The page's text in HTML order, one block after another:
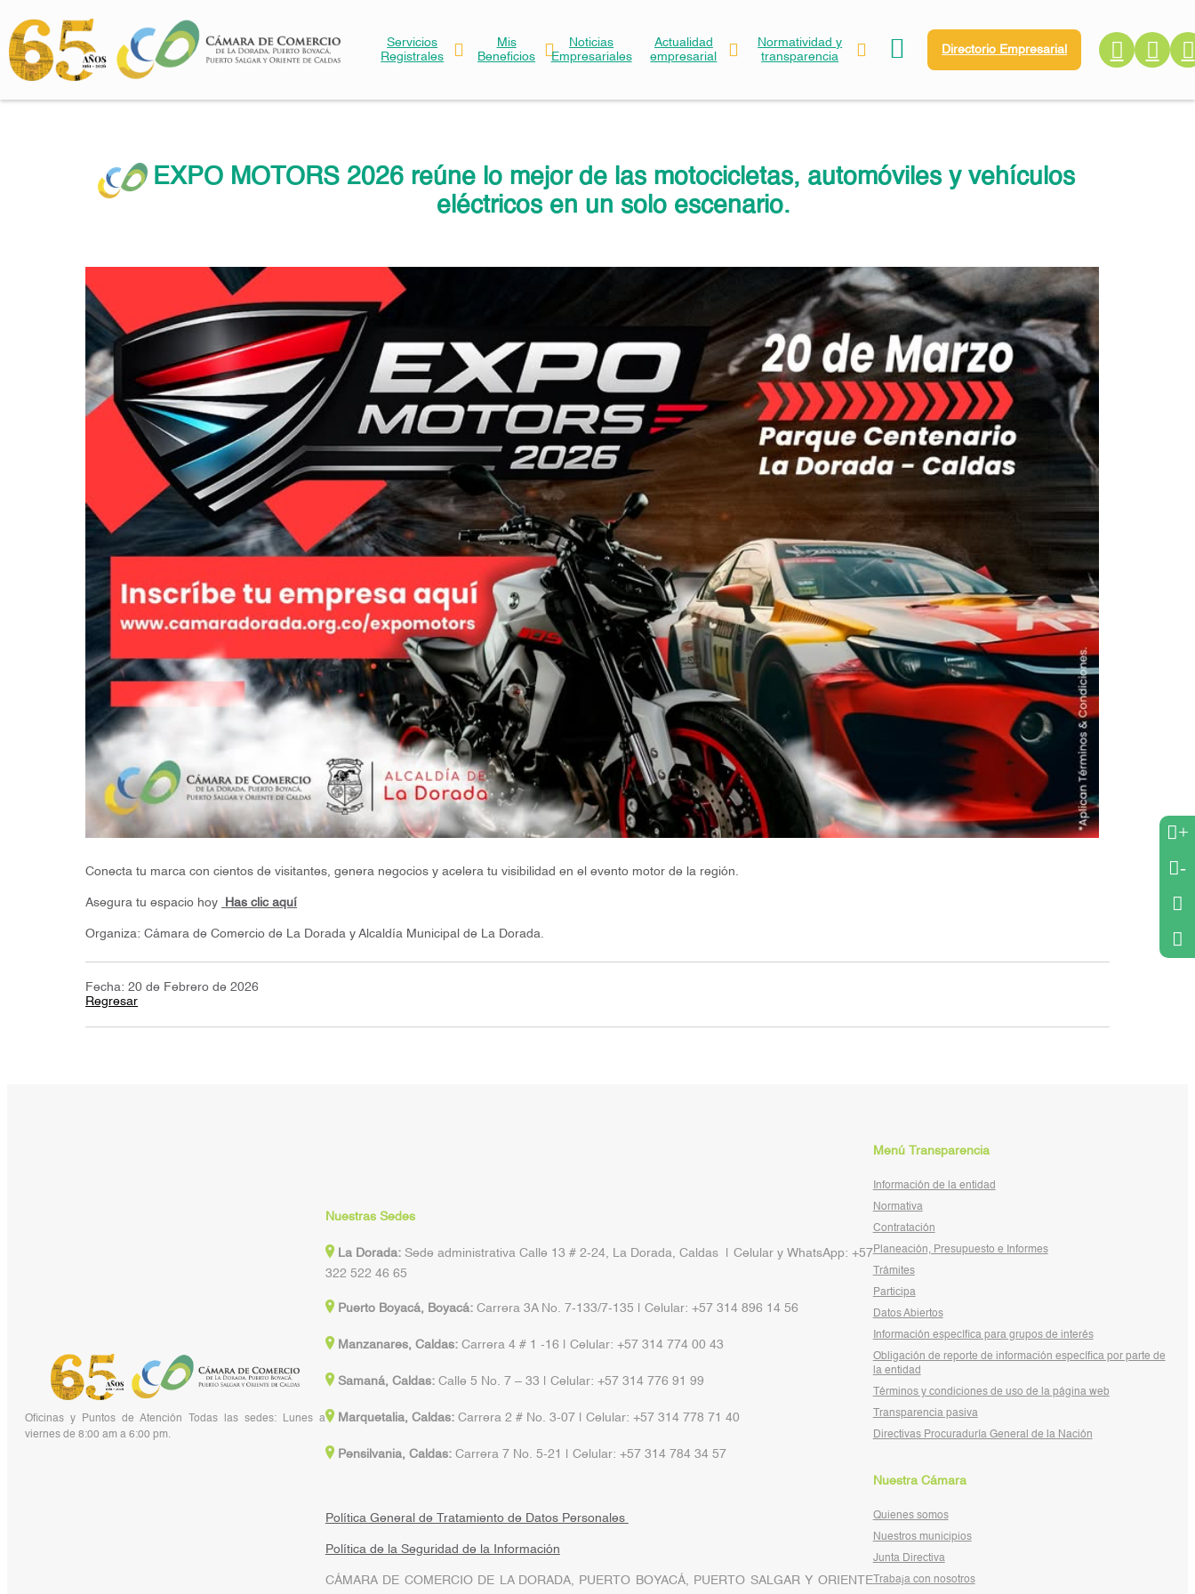
Servicios
Registrales
Mis
Beneficios
Noticias
Empresariales
Actualidad
empresarial
Normatividad y
transparencia
Directorio Empresarial
EXPO MOTORS 2026 reúne lo mejor de las motocicletas, automóviles y vehículos
eléctricos en un solo escenario.
Conecta tu marca con cientos de visitantes, genera negocios y acelera tu visibilidad en el evento motor de la región.
Asegura tu espacio hoy Has clic aquí
Organiza: Cámara de Comercio de La Dorada y Alcaldía Municipal de La Dorada.
Fecha: 20 de Febrero de 2026
Regresar
+
-
Oficinas y Puntos de Atención Todas las sedes: Lunes a
viernes de 8:00 am a 6:00 pm.
Nuestras Sedes
La Dorada:Sede administrativa Calle 13 # 2-24, La Dorada, Caldas | Celular y WhatsApp: +57
322 522 46 65
Puerto Boyacá, Boyacá:Carrera 3A No. 7-133/7-135 | Celular: +57 314 896 14 56
Manzanares, Caldas:Carrera 4 # 1 -16 | Celular: +57 314 774 00 43
Samaná, Caldas: Calle 5 No. 7 – 33 | Celular: +57 314 776 91 99
Marquetalia, Caldas:Carrera 2 # No. 3-07 | Celular: +57 314 778 71 40
Pensilvania, Caldas:Carrera 7 No. 5-21 | Celular: +57 314 784 34 57
Política General de Tratamiento de Datos Personales
Política de la Seguridad de la Información
CÁMARA DE COMERCIO DE LA DORADA, PUERTO BOYACÁ, PUERTO SALGAR Y ORIENTE
Menú Transparencia
Información de la entidad
Normativa
Contratación
Planeación, Presupuesto e Informes
Trámites
Participa
Datos Abiertos
Información específica para grupos de interés
Obligación de reporte de información específica por parte de
la entidad
Términos y condiciones de uso de la página web
Transparencia pasiva
Directivas Procuraduría General de la Nación
Nuestra Cámara
Quienes somos
Nuestros municipios
Junta Directiva
Trabaja con nosotros